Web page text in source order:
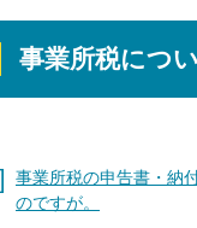
事業所税につ
事業所税の申告書・納
のですが。